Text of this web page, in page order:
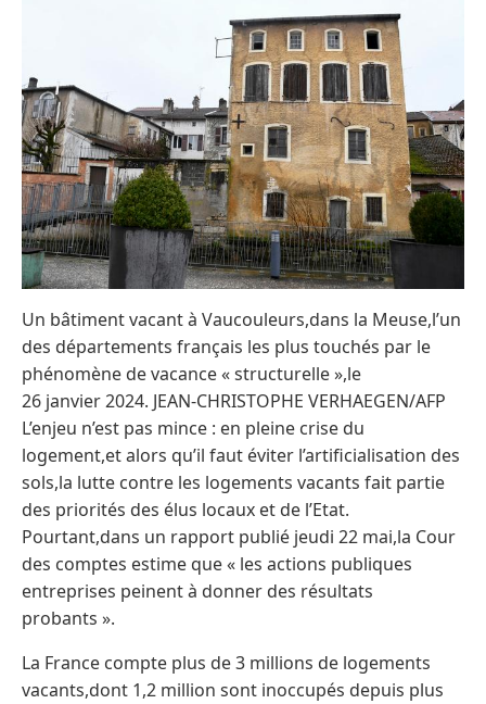
Un bâtiment vacant à ​​Vaucouleurs,dans la Meuse,l’un
des départements français les plus touchés par le
phénomène de vacance « structurelle »,le
26 janvier 2024. JEAN-CHRISTOPHE VERHAEGEN/AFP
L’enjeu n’est pas mince : en pleine crise du
logement,et alors qu’il faut éviter l’artificialisation des
sols,la lutte contre les logements vacants fait partie
des priorités des élus locaux et de l’Etat.
Pourtant,dans un rapport publié jeudi 22 mai,la Cour
des comptes estime que « les actions publiques
entreprises peinent à donner des résultats
probants ».
La France compte plus de 3 millions de logements
vacants,dont 1,2 million sont inoccupés depuis plus